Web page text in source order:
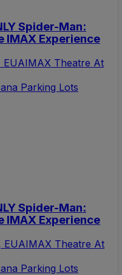
Spider-Man:
IMAX Experience
EUAIMAX Theatre At
Parking Lots
Spider-Man:
IMAX Experience
EUAIMAX Theatre At
Parking Lots